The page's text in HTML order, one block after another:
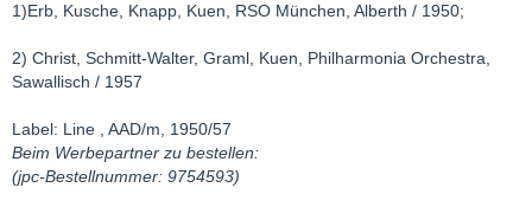
1)Erb, Kusche, Knapp, Kuen, RSO München, Alberth / 1950;
2) Christ, Schmitt-Walter, Graml, Kuen, Philharmonia Orchestra,
Sawallisch / 1957
Label: Line , AAD/m, 1950/57
Beim Werbepartner zu bestellen:
(jpc-Bestellnummer: 9754593)